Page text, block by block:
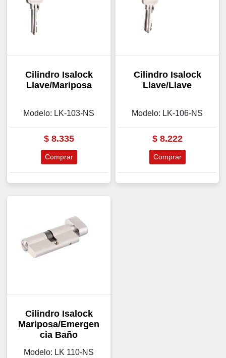
Cilindro Isalock
Llave/Mariposa
Modelo: LK-103-NS
$8.335
Comprar
Cilindro Isalock
Llave/Llave
Modelo: LK-106-NS
$8.222
Comprar
Cilindro Isalock
Mariposa/Emergen
cia Baño
Modelo: LK 110-NS